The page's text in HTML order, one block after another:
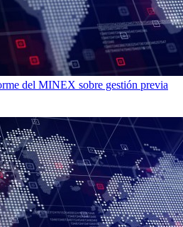
del MINEX sobre gestión previa